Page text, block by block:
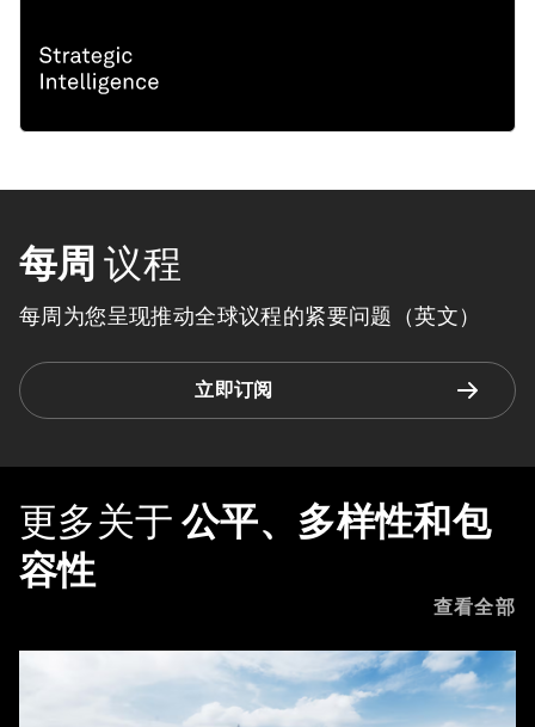
每周 议程
每周为您呈现推动全球议程的紧要问题（英文）
立即订阅
更多关于 公平、多样性和包
容性
查看全部